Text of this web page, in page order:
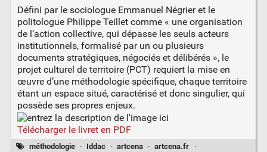
Défini par le sociologue Emmanuel Négrier et le
politologue Philippe Teillet comme « une organisation
de l’action collective, qui dépasse les seuls acteurs
institutionnels, formalisé par un ou plusieurs
documents stratégiques, négociés et délibérés », le
projet culturel de territoire (PCT) requiert la mise en
œuvre d’une méthodologie spécifique, chaque territoire
étant un espace situé, caractérisé et donc singulier, qui
possède ses propres enjeux.
Télécharger le livret en PDF
méthodologie · Iddac · artcena · artcena.fr
·